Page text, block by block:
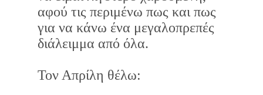
αφού τις περιμένω πως και πως
για να κάνω ένα μεγαλοπρεπές
διάλειμμα από όλα.
Τον Απρίλη θέλω: